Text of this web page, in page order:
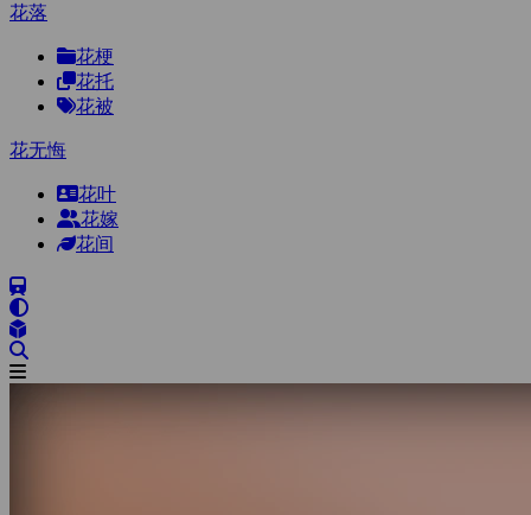
花落
花梗
花托
花被
花无悔
花叶
花嫁
花间